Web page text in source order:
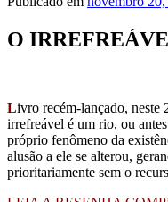
O
Livro recém-lançado, neste
irrefreável é um rio, ou
próprio fenômeno da
alusão a ele se alterou,
prioritariamente sem o